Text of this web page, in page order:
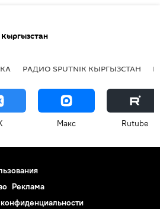
Кыргызстан
РАДИО SPUTNIK КЫРГЫЗСТАН
Макс Rutube
Реклама